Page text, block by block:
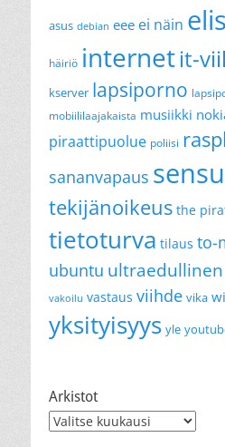
asus debian eee ei näin
häiriö internetit-
kserver lapsiporno
mobiililaajakaista musiikki
piraattipuolue poliisi
sananvapaus
tekijänoikeus the
tietoturva tilaus to-
ubuntu
vakoilu vastaus viihde vika
yksityisyys yle
Arkistot
Arkistot